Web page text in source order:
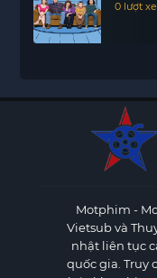
0 lượt
Motphim -
Vietsub và
nhật liên tục
quốc gia. Truy